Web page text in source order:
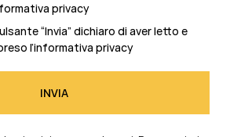
privacy
“Invia” dichiaro di aver letto e
l’informativa privacy